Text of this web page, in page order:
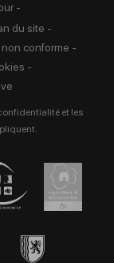
-
du site -
conforme -
-
et les